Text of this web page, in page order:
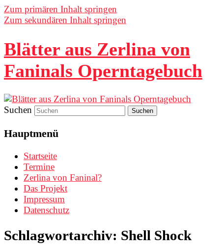
Zum primären Inhalt springen
Zum sekundären Inhalt springen
Blätter aus Zerlina von
Faninals Operntagebuch
Suchen
Hauptmenü
Startseite
Termine
Zerlina von Faninal?
Das Projekt
Impressum
Datenschutz
Schlagwortarchiv: Shell Shock